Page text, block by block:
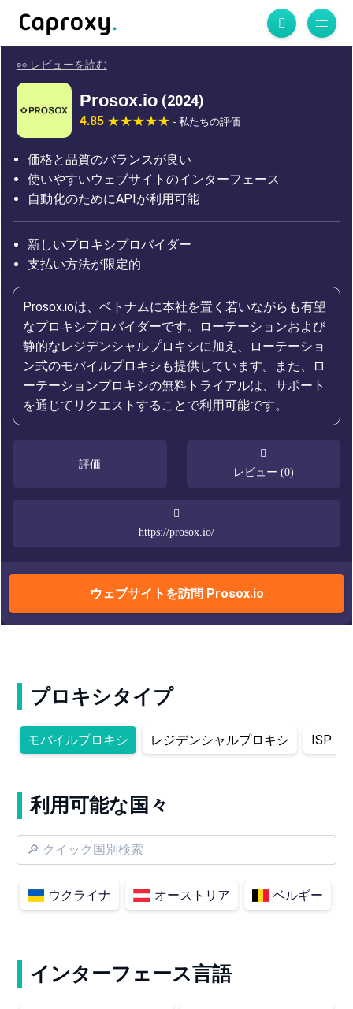
👀 レビューを読む
Prosox.io (2024)
4.85 - 私たちの評価
価格と品質のバランスが良い
使いやすいウェブサイトのインターフェース
自動化のためにAPIが利用可能
新しいプロキシプロバイダー
支払い方法が限定的
Prosox.ioは、ベトナムに本社を置く若いながらも有望
なプロキシプロバイダーです。ローテーションおよび
静的なレジデンシャルプロキシに加え、ローテーショ
ン式のモバイルプロキシも提供しています。また、ロ
ーテーションプロキシの無料トライアルは、サポート
を通じてリクエストすることで利用可能です。
評価
レビュー (0)
https://prosox.io/
ウェブサイトを訪問 Prosox.io
プロキシタイプ
モバイルプロキシ レジデンシャルプロキシ ISP プ
利用可能な国々
ウクライナ オーストリア ベルギー
インターフェース言語